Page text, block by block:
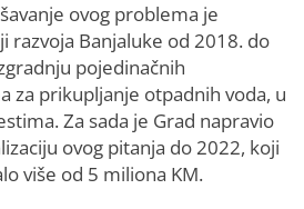
ovog problema je
razvoja Banjaluke od 2018. do
pojedinačnih
za prikupljanje otpadnih voda, u
Za sada je Grad napravio
ovog pitanja do 2022, koji
više od 5 miliona KM.